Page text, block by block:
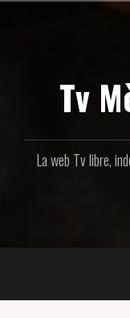
Tv
La web Tv libre,